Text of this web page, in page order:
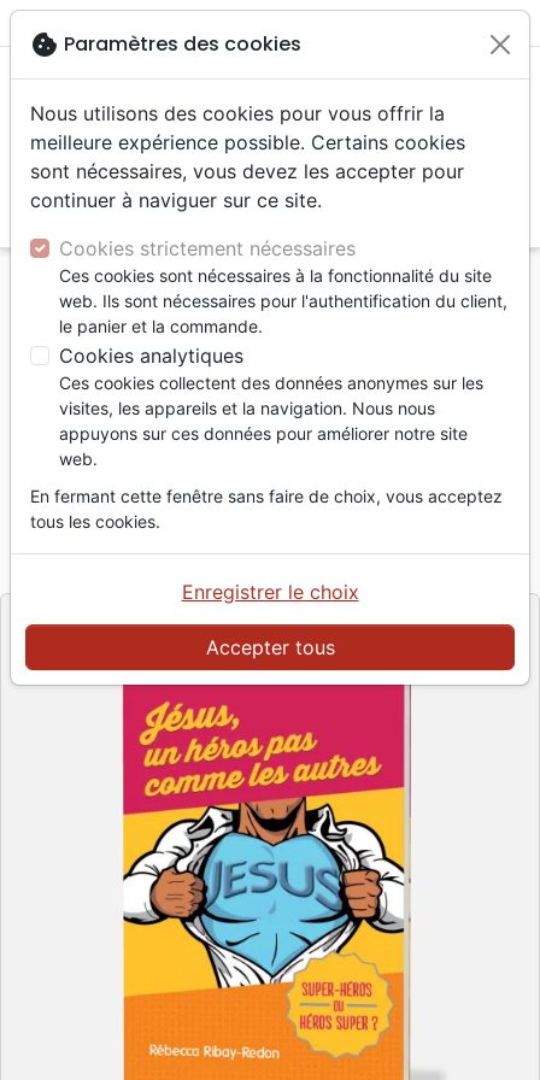
menu
Accueil
Jeunesse
Jésus, un héros pas comme les autres - Super-
héros ou héros super ?
Jésus, un héros pas comme les
autres
Super-héros ou héros super ?
Auteur :Rebecca Ribay-Redon
cookie Paramètres des cookies
Nous utilisons des cookies pour vous offrir la
meilleure expérience possible. Certains cookies
sont nécessaires, vous devez les accepter pour
continuer à naviguer sur ce site.
Cookies strictement nécessaires
Ces cookies sont nécessaires à la fonctionnalité du site
web. Ils sont nécessaires pour l'authentification du client,
le panier et la commande.
Cookies analytiques
Ces cookies collectent des données anonymes sur les
visites, les appareils et la navigation. Nous nous
appuyons sur ces données pour améliorer notre site
web.
En fermant cette fenêtre sans faire de choix, vous acceptez
tous les cookies.
Accepter tous
Enregistrer le choix